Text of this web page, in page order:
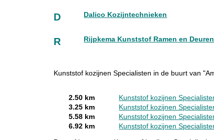
D Dalico Kozijntechnieken
R Rijpkema Kunststof Ramen en
Kunststof kozijnen Specialisten in de buurt van
2.50 km
Kunststof kozijnen
3.25 km
Kunststof kozijnen
5.58 km
Kunststof kozijnen
6.92 km
Kunststof kozijnen